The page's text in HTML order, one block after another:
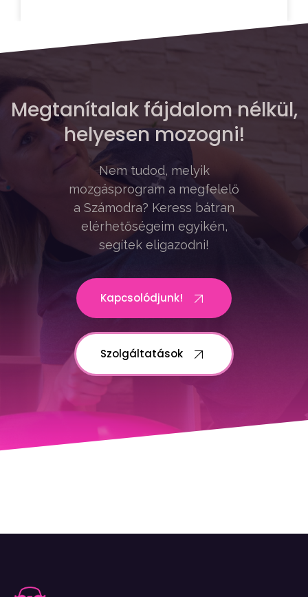
Megtanítalak fájdalom nélkül,
helyesen mozogni!
Nem tudod, melyik
mozgásprogram a megfelelő
a Számodra? Keress bátran
elérhetőségeim egyikén,
segítek eligazodni!
Kapcsolódjunk!
Szolgáltatások